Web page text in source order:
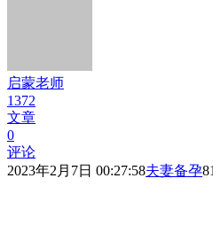
启蒙老师
1372
文章
0
评论
2023年2月7日 00:27:58夫妻备孕